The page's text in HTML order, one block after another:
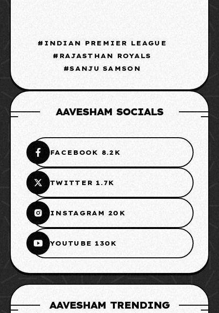
INDIAN PREMIER LEAGUE
RAJASTHAN ROYALS
SANJU SAMSON
AAVESHAM SOCIALS
FACEBOOK 8.2K
TWITTER 1.7K
INSTAGRAM 20K
YOUTUBE 130K
AAVESHAM TRENDING